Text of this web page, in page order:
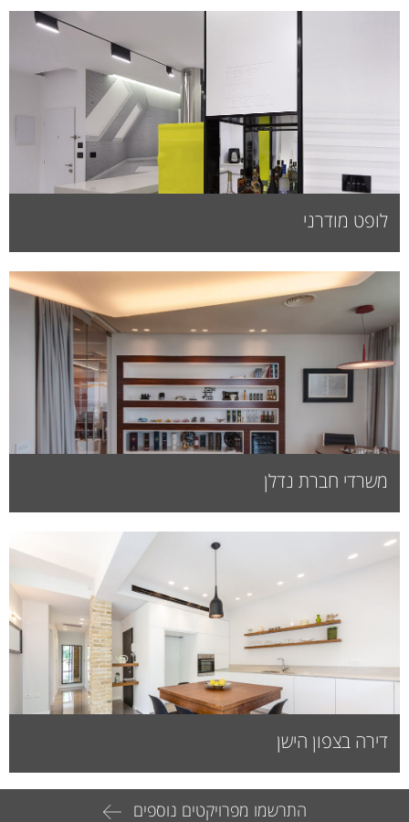
לופט מודרני
משרדי חברת נדלן
דירה בצפון הישן
התרשמו מפרויקטים נוספים